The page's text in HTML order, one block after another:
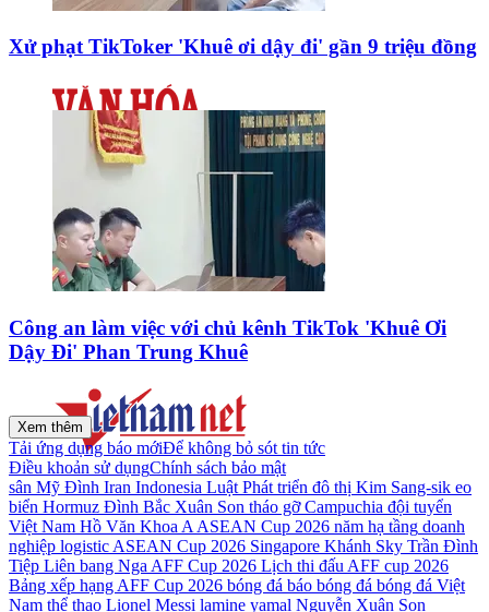
Xử phạt TikToker 'Khuê ơi dậy đi' gần 9 triệu đồng
Công an làm việc với chủ kênh TikTok 'Khuê Ơi
Dậy Đi' Phan Trung Khuê
Xem thêm
Tải ứng dụng báo mớiĐể không bỏ sót tin tức
Điều khoản sử dụngChính sách bảo mật
sân Mỹ Đình Iran Indonesia Luật Phát triển đô thị Kim Sang-sik eo
biển Hormuz Đình Bắc Xuân Son tháo gỡ Campuchia đội tuyển
Việt Nam Hồ Văn Khoa A ASEAN Cup 2026 năm hạ tầng doanh
nghiệp logistic ASEAN Cup 2026 Singapore Khánh Sky Trần Đình
Tiệp Liên bang Nga AFF Cup 2026 Lịch thi đấu AFF cup 2026
Bảng xếp hạng AFF Cup 2026 bóng đá báo bóng đá bóng đá Việt
Nam thể thao Lionel Messi lamine yamal Nguyễn Xuân Son